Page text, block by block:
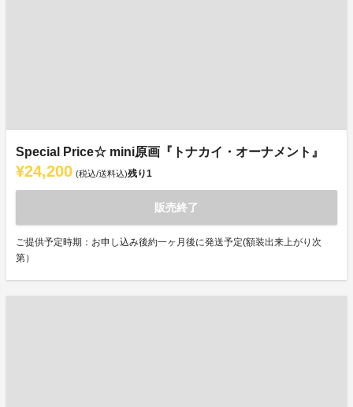
Special Price☆ mini原画『トナカイ・オーナメント』
¥24,200 (税込/送料込)残り1
販売終了
ご提供予定時期：お申し込み後約一ヶ月後に発送予定(額装出来上がり次
第）